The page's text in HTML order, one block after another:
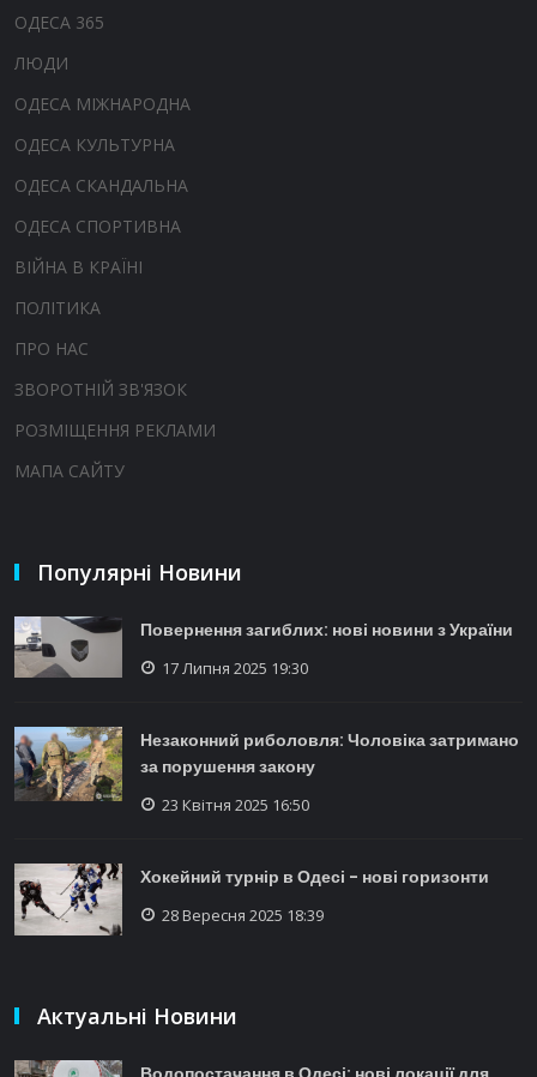
ОДЕСА 365
ЛЮДИ
ОДЕСА МІЖНАРОДНА
ОДЕСА КУЛЬТУРНА
ОДЕСА СКАНДАЛЬНА
ОДЕСА СПОРТИВНА
ВІЙНА В КРАЇНІ
ПОЛІТИКА
ПРО НАС
ЗВОРОТНІЙ ЗВ'ЯЗОК
РОЗМІЩЕННЯ РЕКЛАМИ
МАПА САЙТУ
Популярні Новини
Повернення загиблих: нові новини з України
17 Липня 2025 19:30
Незаконний риболовля: Чоловіка затримано
за порушення закону
23 Квітня 2025 16:50
Хокейний турнір в Одесі - нові горизонти
28 Вересня 2025 18:39
Актуальні Новини